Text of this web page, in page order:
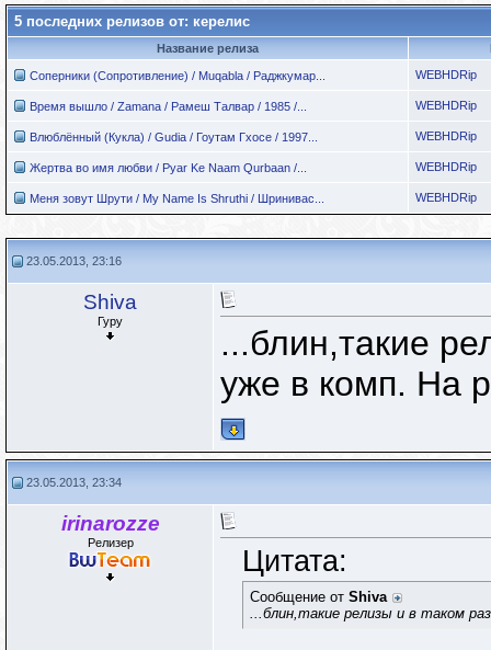
5 последних релизов от: керелис
Название релиза
Соперники (Сопротивление) / Muqabla / Раджкумар... WEBHDRip
Время вышло / Zamana / Рамеш Талвар / 1985 /... WEBHDRip
Влюблённый (Кукла) / Gudia / Гоутам Гхосе / 1997... WEBHDRip
Жертва во имя любви / Pyar Ke Naam Qurbaan /... WEBHDRip
Меня зовут Шрути / My Name Is Shruthi / Шринивас... WEBHDRip
23.05.2013, 23:16
Shiva
Гуру
...блин,такие
уже в комп. На
23.05.2013, 23:34
irinarozze
Релизер
Цитата:
Сообщение от Shiva
...блин,такие релизы и в таком